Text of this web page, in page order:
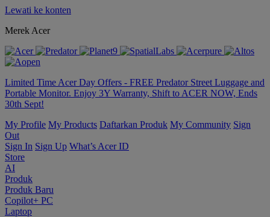
Lewati ke konten
Merek Acer
Limited Time Acer Day Offers - FREE Predator Street Luggage and
Portable Monitor. Enjoy 3Y Warranty, Shift to ACER NOW, Ends
30th Sept!
My Profile My Products Daftarkan Produk My Community Sign
Out
Sign In Sign Up What’s Acer ID
Store
AI
Produk
Produk Baru
Copilot+ PC
Laptop